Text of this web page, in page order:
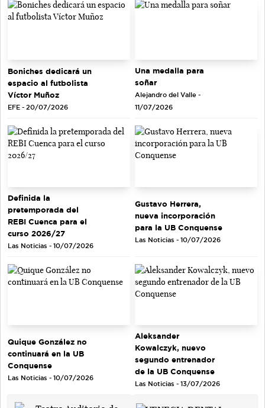
Boniches dedicará un
espacio al futbolista
Víctor Muñoz
EFE - 20/07/2026
Una medalla para
soñar
Alejandro del Valle -
11/07/2026
Definida la
pretemporada del
REBI Cuenca para el
curso 2026/27
Las Noticias - 10/07/2026
Gustavo Herrera,
nueva incorporación
para la UB Conquense
Las Noticias - 10/07/2026
Quique González no
continuará en la UB
Conquense
Las Noticias - 10/07/2026
Aleksander
Kowalczyk, nuevo
segundo entrenador
de la UB Conquense
Las Noticias - 13/07/2026